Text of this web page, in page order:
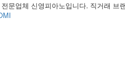
문업체 신영피아노입니다. 직거래 브